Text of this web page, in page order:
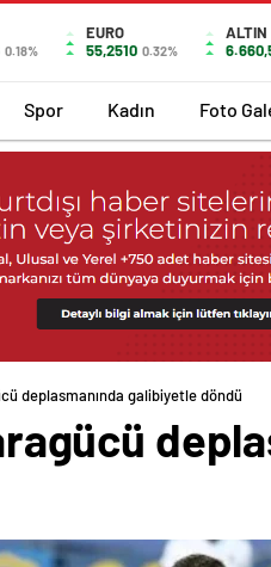
0.18%
EURO
55,2510 0.32%
ALTIN
Spor Kadın Foto
deplasmanında galibiyetle döndü